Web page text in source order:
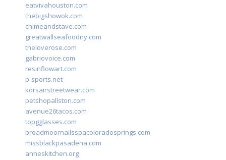
eatvivahouston.com
thebigshowok.com
chimeandstave.com
greatwallseafoodny.com
theloverose.com
gabriovoice.com
resinflowart.com
p-sports.net
korsairstreetwear.com
petshopallston.com
avenue26tacos.com
topgglasses.com
broadmoornailsspacoloradosprings.com
missblackpasadena.com
anneskitchen.org